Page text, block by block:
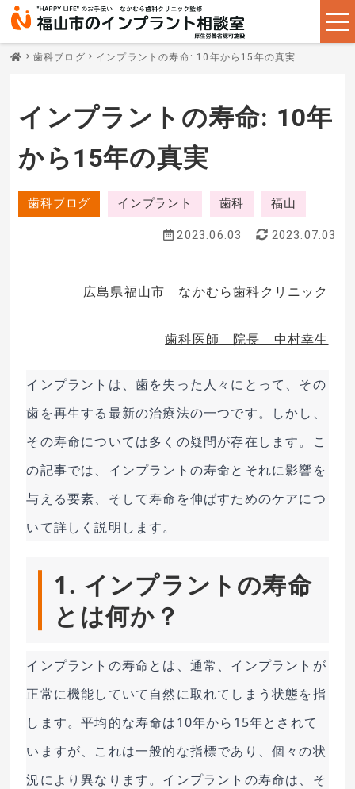
歯科ブログ インプラントの寿命: 10年から15年の真実
インプラントの寿命: 10年
から15年の真実
歯科ブログ インプラント 歯科
福山
2023.06.03
2023.07.03
広島県福山市 なかむら歯科クリニック
歯科医師 院長 中村幸生
インプラントは、歯を失った人々にとって、その
歯を再生する最新の治療法の一つです。しかし、
その寿命については多くの疑問が存在します。こ
の記事では、インプラントの寿命とそれに影響を
与える要素、そして寿命を伸ばすためのケアにつ
いて詳しく説明します。
1. インプラントの寿命
とは何か？
インプラントの寿命とは、通常、インプラントが
正常に機能していて自然に取れてしまう状態を指
します。平均的な寿命は10年から15年とされて
いますが、これは一般的な指標であり、個々の状
況により異なります。インプラントの寿命は、そ